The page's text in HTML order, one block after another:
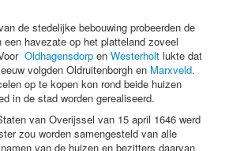
de stedelijke bebouwing probeerden de
havezate op het platteland zoveel
Oldhagensdorp en Westerholt lukte dat
volgden Oldruitenborgh en Marxveld.
op te kopen kon rond beide huizen
in de stad worden gerealiseerd.
van Overijssel van 15 april 1646 werd
zou worden samengesteld van alle
van de huizen en bezitters daarvan